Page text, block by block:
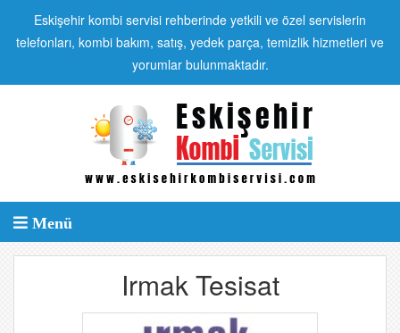
Eskişehir kombi servisi rehberinde yetkili ve özel servislerin
telefonları, kombi bakım, satış, yedek parça, temizlik hizmetleri ve
yorumlar bulunmaktadır.
Menü
Irmak Tesisat